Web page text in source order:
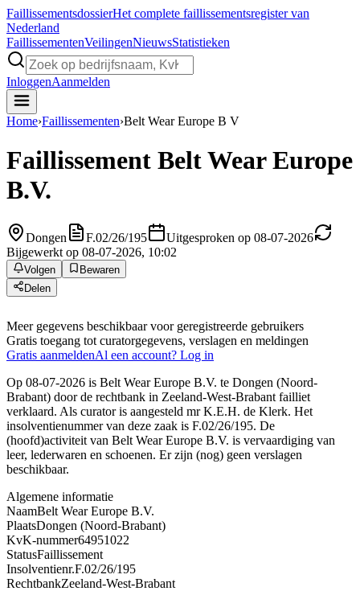
FaillissementsdossierHet complete faillissementsregister van
Nederland
FaillissementenVeilingenNieuwsStatistieken
InloggenAanmelden
Home›Faillissementen›Belt Wear Europe B V
Faillissement Belt Wear Europe
B.V.
Dongen F.02/26/195
Uitgesproken op 08-07-2026
Bijgewerkt op 08-07-2026, 10:02
Volgen
Bewaren
Delen
Meer gegevens beschikbaar voor geregistreerde gebruikers
Gratis toegang tot curatorgegevens, verslagen en meldingen
Gratis aanmeldenAl een account? Log in
Op 08-07-2026 is Belt Wear Europe B.V. te Dongen (Noord-
Brabant) door de rechtbank in Zeeland-West-Brabant failliet
verklaard. Als curator is aangesteld mr K.E.H. de Klerk. Het
insolventienummer van deze zaak is F.02/26/195. De
(hoofd)activiteit van Belt Wear Europe B.V. is vervaardiging van
leer, lederwaren en schoenen. Er zijn (nog) geen verslagen
beschikbaar.
Algemene informatie
NaamBelt Wear Europe B.V.
PlaatsDongen (Noord-Brabant)
KvK-nummer64951022
StatusFaillissement
Insolventienr.F.02/26/195
RechtbankZeeland-West-Brabant